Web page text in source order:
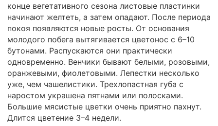
конце вегетативного сезона листовые пластинки
начинают желтеть, а затем опадают. После периода
покоя появляются новые росты. От основания
молодого побега вытягивается цветонос с 6–10
бутонами. Распускаются они практически
одновременно. Венчики бывают белыми, розовыми,
оранжевыми, фиолетовыми. Лепестки несколько
уже, чем чашелистики. Трехлопастная губа с
наростом украшена пятнами или полосками.
Большие мясистые цветки очень приятно пахнут.
Длится цветение 3–4 недели.